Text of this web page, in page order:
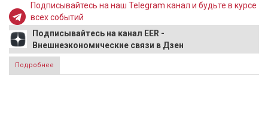
Подписывайтесь на наш Telegram канал и будьте в курсе
всех событий
Подписывайтесь на канал EER -
Внешнеэкономические связи в Дзен
Подробнее